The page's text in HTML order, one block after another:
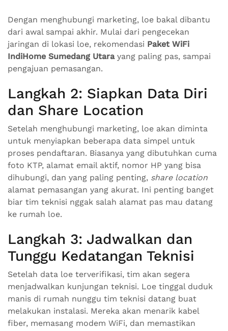
Dengan menghubungi marketing, loe bakal dibantu
dari awal sampai akhir. Mulai dari pengecekan
jaringan di lokasi loe, rekomendasi Paket WiFi
IndiHome Sumedang Utarayang paling pas, sampai
pengajuan pemasangan.
Langkah 2: Siapkan Data Diri
dan Share Location
Setelah menghubungi marketing, loe akan diminta
untuk menyiapkan beberapa data simpel untuk
proses pendaftaran. Biasanya yang dibutuhkan cuma
foto KTP, alamat email aktif, nomor HP yang bisa
dihubungi, dan yang paling penting, share location
alamat pemasangan yang akurat. Ini penting banget
biar tim teknisi nggak salah alamat pas mau datang
ke rumah loe.
Langkah 3: Jadwalkan dan
Tunggu Kedatangan Teknisi
Setelah data loe terverifikasi, tim akan segera
menjadwalkan kunjungan teknisi. Loe tinggal duduk
manis di rumah nunggu tim teknisi datang buat
melakukan instalasi. Mereka akan menarik kabel
fiber, memasang modem WiFi, dan memastikan